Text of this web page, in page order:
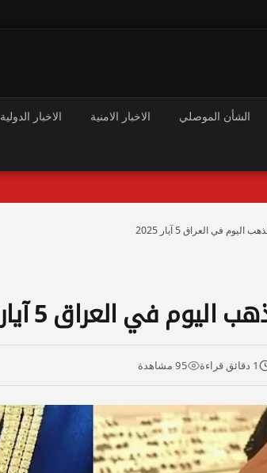
الشأن الموصلي الاخبار الامنية الاخبار الدولية
في العراق 5 آيار 2025
في العراق 5 آيار 2025
1 دقائق قراءة 95 مشاهدة